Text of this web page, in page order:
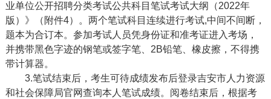
业单位公开招聘分类考试公共科目笔试考试大纲（2022年
版） 》（附件4）。 两个笔试科目连续进行考试,中间不间断，
题本为合订本。参加考试人员凭身份证和准考证进入考场，
并携带黑色字迹的钢笔或签字笔、 2B铅笔、橡皮擦，不得携
带计算器。
3.笔试结束后，考生可待成绩发布后登录吉安市人力资源
和社会保障局官网查询本人笔试成绩。阅卷结束后，根据考